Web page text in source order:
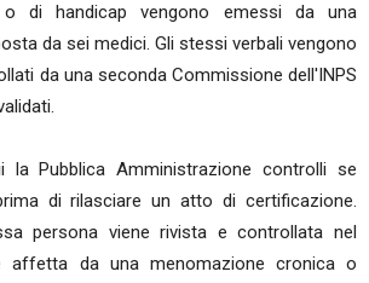
di handicap vengono emessi da una
da sei medici. Gli stessi verbali vengono
da una seconda Commissione dell'INPS
Pubblica Amministrazione controlli se
di rilasciare un atto di certificazione.
persona viene rivista e controllata nel
affetta da una menomazione cronica o